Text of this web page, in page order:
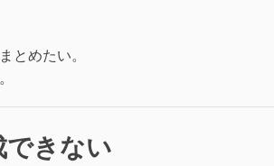
とめたい。
きない